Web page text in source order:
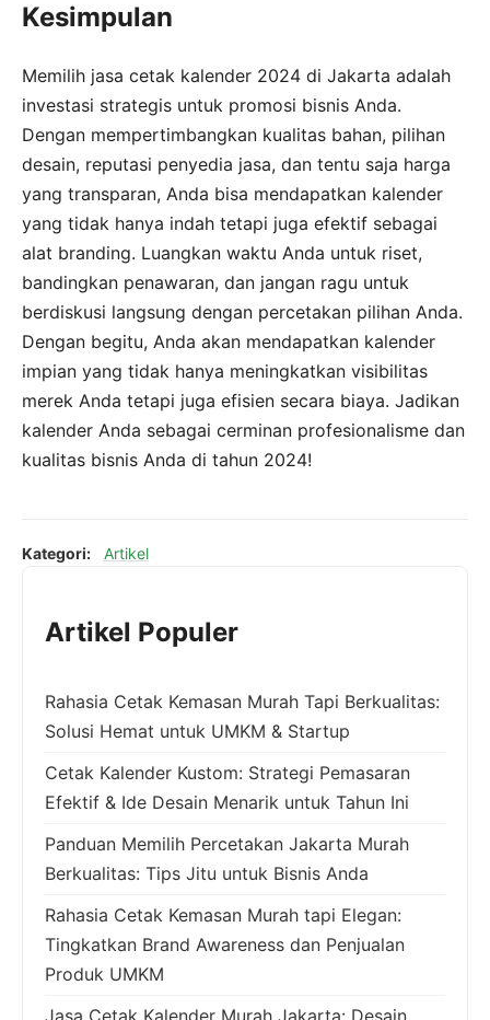
Kesimpulan
Memilih jasa cetak kalender 2024 di Jakarta adalah
investasi strategis untuk promosi bisnis Anda.
Dengan mempertimbangkan kualitas bahan, pilihan
desain, reputasi penyedia jasa, dan tentu saja harga
yang transparan, Anda bisa mendapatkan kalender
yang tidak hanya indah tetapi juga efektif sebagai
alat branding. Luangkan waktu Anda untuk riset,
bandingkan penawaran, dan jangan ragu untuk
berdiskusi langsung dengan percetakan pilihan Anda.
Dengan begitu, Anda akan mendapatkan kalender
impian yang tidak hanya meningkatkan visibilitas
merek Anda tetapi juga efisien secara biaya. Jadikan
kalender Anda sebagai cerminan profesionalisme dan
kualitas bisnis Anda di tahun 2024!
Kategori: Artikel
Artikel Populer
Rahasia Cetak Kemasan Murah Tapi Berkualitas:
Solusi Hemat untuk UMKM & Startup
Cetak Kalender Kustom: Strategi Pemasaran
Efektif & Ide Desain Menarik untuk Tahun Ini
Panduan Memilih Percetakan Jakarta Murah
Berkualitas: Tips Jitu untuk Bisnis Anda
Rahasia Cetak Kemasan Murah tapi Elegan:
Tingkatkan Brand Awareness dan Penjualan
Produk UMKM